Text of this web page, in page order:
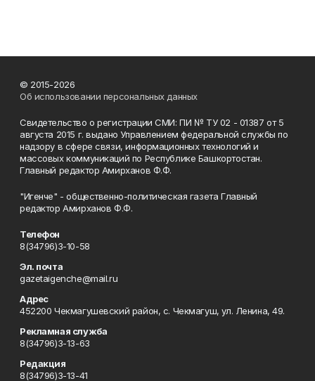
© 2015-2026
Об использовании персональных данных
Свидетельство о регистрации СМИ: ПИ № ТУ 02 - 01387 от 5
августа 2015 г. выдано Управлением федеральной службы по
надзору в сфере связи, информационных технологий и
массовых коммуникаций по Республике Башкортостан.
Главный редактор Амирханов Ф.Ф.
"Игенче" - общественно-политическая газета Главный
редактор Амирханов Ф.Ф.
Телефон
8(34796)3-10-58
Эл. почта
gazetaigenche@mail.ru
Адрес
452200 Чекмагушевский район, с. Чекмагуш, ул. Ленина, 49.
Рекламная служба
8(34796)3-13-63
Редакция
8(34796)3-13-41